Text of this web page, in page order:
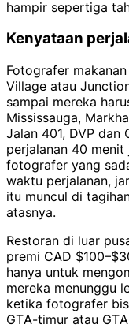
hampir sepertiga
Kenyataan
Fotografer
Village atau
sampai mereka
Mississauga,
Jalan 401, DVP dan
perjalanan 40
fotografer yang
waktu perjalanan,
itu muncul di
atasnya.
Restoran di luar
premi CAD
hanya untuk
mereka menunggu
ketika fotografer
GTA-timur atau